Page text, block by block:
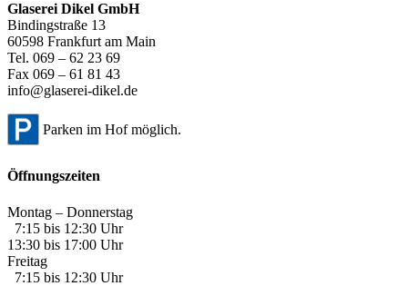
Glaserei Dikel GmbH
Bindingstraße 13
60598 Frankfurt am Main
Tel. 069 – 62 23 69
Fax 069 – 61 81 43
info@glaserei-dikel.de
Parken im Hof möglich.
Öffnungszeiten
Montag – Donnerstag
7:15 bis 12:30 Uhr
13:30 bis 17:00 Uhr
Freitag
7:15 bis 12:30 Uhr